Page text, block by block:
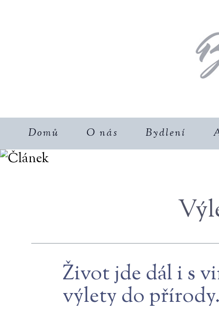
Domů O nás Bydlení
Život jde dál i s
výlety do